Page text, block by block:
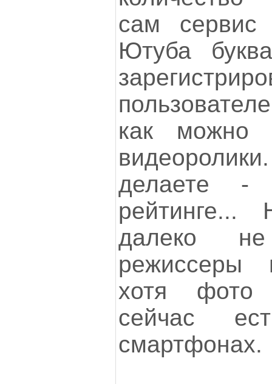
сам сервис
Ютуба
как
делаете
далеко
режиссеры
хотя фото
сейчас
смартфонах.